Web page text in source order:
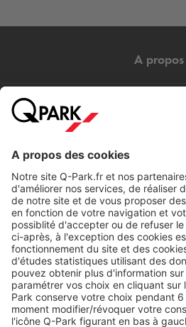
A propos
Nos services
Cookies
Copyright
CGV